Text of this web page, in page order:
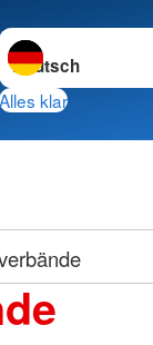
Sprache wechseln
Alles klar